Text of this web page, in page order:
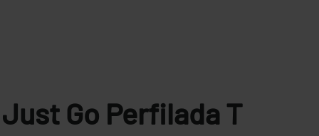
Just Go PerfiladaT